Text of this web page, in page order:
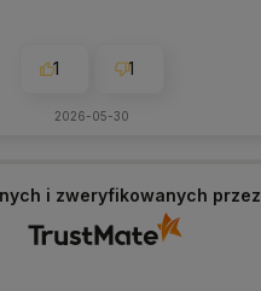
1 1
2026-05-30
i zweryfikowanych przez